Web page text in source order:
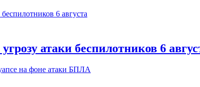
атаки беспилотников 6